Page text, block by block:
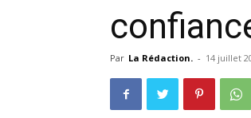
Par La Rédaction. - 14 juillet